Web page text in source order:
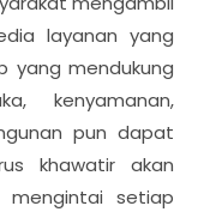
layanan yang
yang mendukung
kenyamanan,
pun dapat
khawatir akan
setiap